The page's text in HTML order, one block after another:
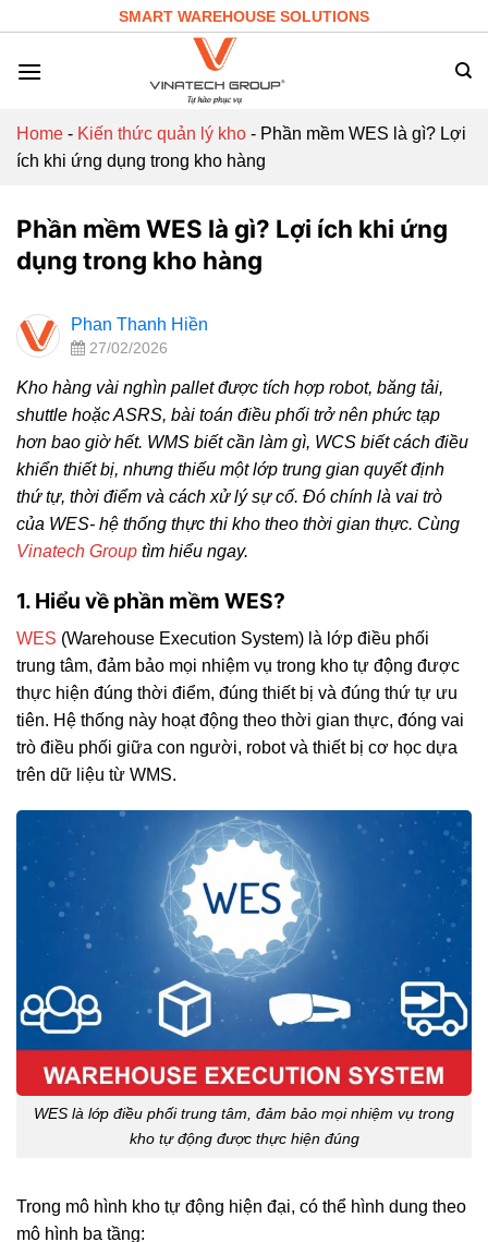
content
SMART WAREHOUSE SOLUTIONS
Home - Kiến thức quản lý kho - Phần mềm WES là gì? Lợi
ích khi ứng dụng trong kho hàng
Phần mềm WES là gì? Lợi ích khi ứng
dụng trong kho hàng
Phan Thanh Hiền
27/02/2026
Kho hàng vài nghìn pallet được tích hợp robot, băng tải,
shuttle hoặc ASRS, bài toán điều phối trở nên phức tạp
hơn bao giờ hết. WMS biết cần làm gì, WCS biết cách điều
khiển thiết bị, nhưng thiếu một lớp trung gian quyết định
thứ tự, thời điểm và cách xử lý sự cố. Đó chính là vai trò
của WES- hệ thống thực thi kho theo thời gian thực. Cùng
Vinatech Group tìm hiểu ngay.
1. Hiểu về phần mềm WES?
WES (Warehouse Execution System) là lớp điều phối
trung tâm, đảm bảo mọi nhiệm vụ trong kho tự động được
thực hiện đúng thời điểm, đúng thiết bị và đúng thứ tự ưu
tiên. Hệ thống này hoạt động theo thời gian thực, đóng vai
trò điều phối giữa con người, robot và thiết bị cơ học dựa
trên dữ liệu từ WMS.
WES là lớp điều phối trung tâm, đảm bảo mọi nhiệm vụ trong
kho tự động được thực hiện đúng
Trong mô hình kho tự động hiện đại, có thể hình dung theo
mô hình ba tầng: